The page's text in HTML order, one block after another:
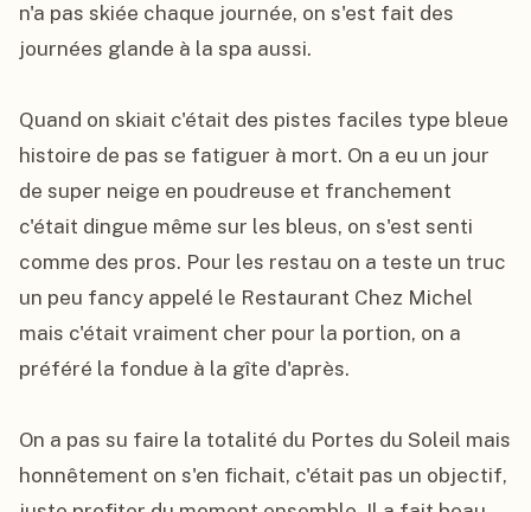
n'a pas skiée chaque journée, on s'est fait des
journées glande à la spa aussi.
Quand on skiait c'était des pistes faciles type bleue
histoire de pas se fatiguer à mort. On a eu un jour
de super neige en poudreuse et franchement
c'était dingue même sur les bleus, on s'est senti
comme des pros. Pour les restau on a teste un truc
un peu fancy appelé le Restaurant Chez Michel
mais c'était vraiment cher pour la portion, on a
préféré la fondue à la gîte d'après.
On a pas su faire la totalité du Portes du Soleil mais
honnêtement on s'en fichait, c'était pas un objectif,